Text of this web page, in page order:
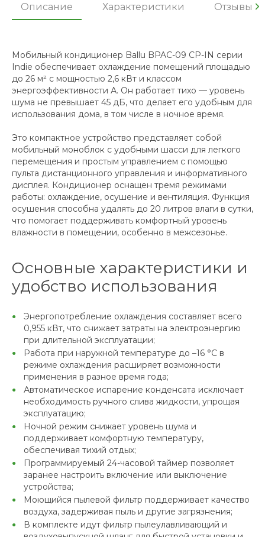
Описание Характеристики Отзывы
Мобильный кондиционер Ballu BPAC-09 CP-IN серии
Indie обеспечивает охлаждение помещений площадью
до 26 м² с мощностью 2,6 кВт и классом
энергоэффективности А. Он работает тихо — уровень
шума не превышает 45 дБ, что делает его удобным для
использования дома, в том числе в ночное время.
Это компактное устройство представляет собой
мобильный моноблок с удобными шасси для легкого
перемещения и простым управлением с помощью
пульта дистанционного управления и информативного
дисплея. Кондиционер оснащен тремя режимами
работы: охлаждение, осушение и вентиляция. Функция
осушения способна удалять до 20 литров влаги в сутки,
что помогает поддерживать комфортный уровень
влажности в помещении, особенно в межсезонье.
Основные характеристики и
удобство использования
Энергопотребление охлаждения составляет всего
0,955 кВт, что снижает затраты на электроэнергию
при длительной эксплуатации;
Работа при наружной температуре до –16 °C в
режиме охлаждения расширяет возможности
применения в разное время года;
Автоматическое испарение конденсата исключает
необходимость ручного слива жидкости, упрощая
эксплуатацию;
Ночной режим снижает уровень шума и
поддерживает комфортную температуру,
обеспечивая тихий отдых;
Программируемый 24-часовой таймер позволяет
заранее настроить включение или выключение
устройства;
Моющийся пылевой фильтр поддерживает качество
воздуха, задерживая пыль и другие загрязнения;
В комплекте идут фильтр пылеулавливающий и